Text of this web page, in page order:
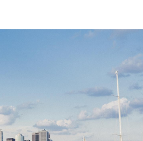
ROICへの貢献
知財戦略の策定方法